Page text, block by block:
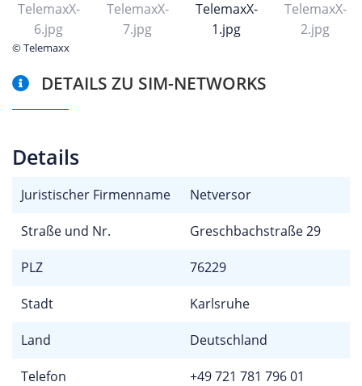
© Telemaxx
DETAILS ZU SIM-NETWORKS
Details
Juristischer Firmenname Netversor
Straße und Nr. Greschbachstraße 29
PLZ 76229
Stadt Karlsruhe
Land Deutschland
Telefon +49 721 781 796 01